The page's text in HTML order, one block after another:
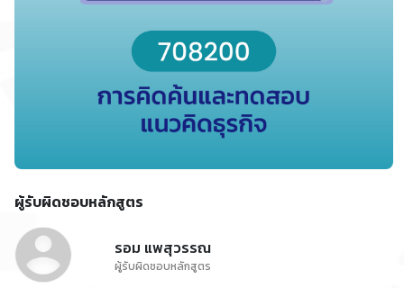
ผู้รับผิดชอบหลักสูตร
รอม แพสุวรรณ
ผู้รับผิดชอบหลักสูตร